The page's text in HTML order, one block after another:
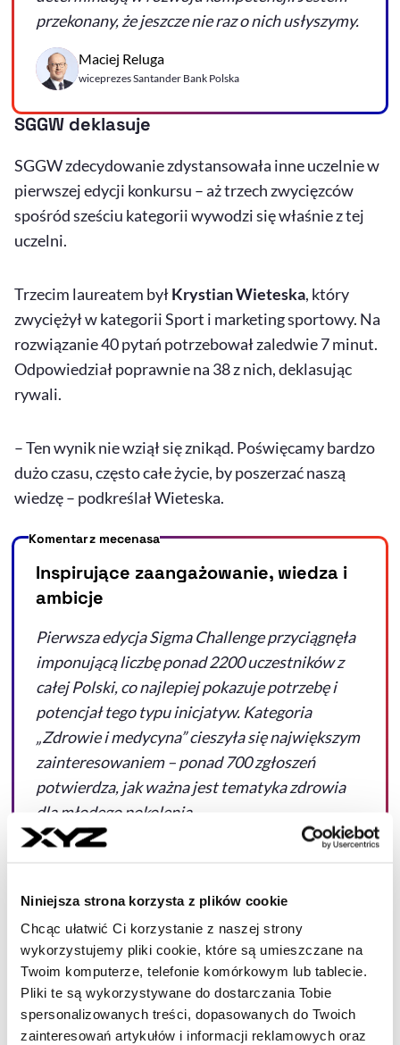
Niniejsza strona korzysta z plików cookie
Chcąc ułatwić Ci korzystanie z naszej strony
wykorzystujemy pliki cookie, które są umieszczane na
Twoim komputerze, telefonie komórkowym lub tablecie.
Pliki te są wykorzystywane do dostarczania Tobie
spersonalizowanych treści, dopasowanych do Twoich
zainteresowań artykułów i informacji reklamowych oraz
przekonany, że jeszcze nie raz o nich usłyszymy.
Maciej Reluga
wiceprezes Santander Bank Polska
SGGW deklasuje
SGGW zdecydowanie zdystansowała inne uczelnie w
pierwszej edycji konkursu – aż trzech zwycięzców
spośród sześciu kategorii wywodzi się właśnie z tej
uczelni.
Trzecim laureatem byłKrystian Wieteska, który
zwyciężył w kategorii Sport i marketing sportowy. Na
rozwiązanie 40 pytań potrzebował zaledwie 7 minut.
Odpowiedział poprawnie na 38 z nich, deklasując
rywali.
– Ten wynik nie wziął się znikąd. Poświęcamy bardzo
dużo czasu, często całe życie, by poszerzać naszą
wiedzę – podkreślał Wieteska.
Komentarz mecenasa
Inspirujące zaangażowanie, wiedza i
ambicje
Pierwsza edycja Sigma Challenge przyciągnęła
imponującą liczbę ponad 2200 uczestników z
całej Polski, co najlepiej pokazuje potrzebę i
potencjał tego typu inicjatyw. Kategoria
„Zdrowie i medycyna” cieszyła się największym
zainteresowaniem – ponad 700 zgłoszeń
potwierdza, jak ważna jest tematyka zdrowia
dla młodego pokolenia.
rozwiązując test w zaledwie 9,5 minuty.
Gratulujemy wszystkim uczestnikom – ich
zaangażowanie, wiedza i ambicje są prawdziwie
inspirujące.
Jako firma z sektora farmaceutycznego i lider